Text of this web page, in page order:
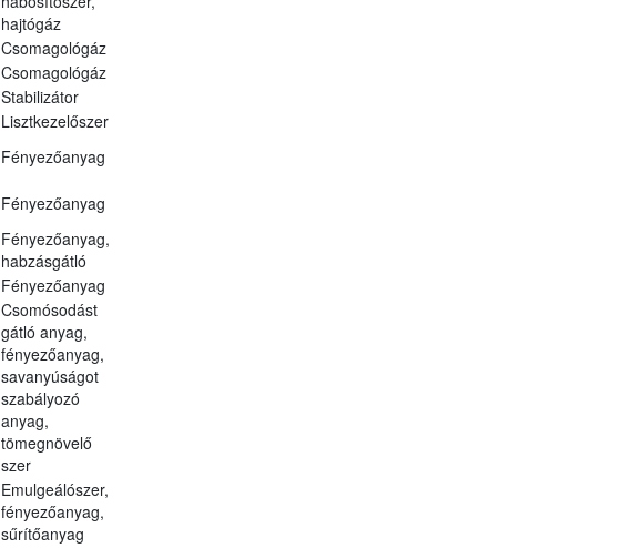
hajtógáz
Csomagológáz
Csomagológáz
Stabilizátor
Lisztkezelőszer
Fényezőanyag
Fényezőanyag
Fényezőanyag,
habzásgátló
Fényezőanyag
Csomósodást
gátló anyag,
fényezőanyag,
savanyúságot
szabályozó
anyag,
tömegnövelő
szer
Emulgeálószer,
fényezőanyag,
sűrítőanyag